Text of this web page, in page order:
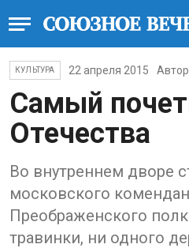
КУЛЬТУРА 22 апреля 2015 Автор
Самый
Отечества
Во внутреннем дворе
московского
Преображенского
травинки, ни одного